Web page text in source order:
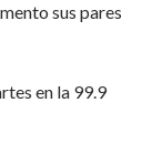
sus pares
en la 99.9